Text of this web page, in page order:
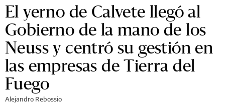
El yerno de Calvete llegó al
Gobierno de la mano de los
Neuss y centró su gestión en
las empresas de Tierra del
Fuego
Alejandro Rebossio